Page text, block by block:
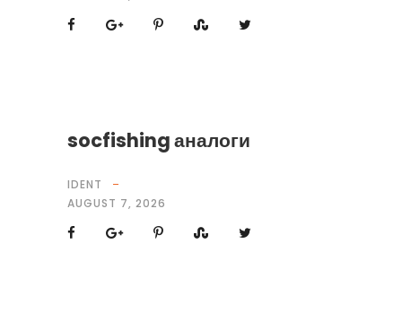
socfishing аналоги
IDENT
AUGUST 7, 2026